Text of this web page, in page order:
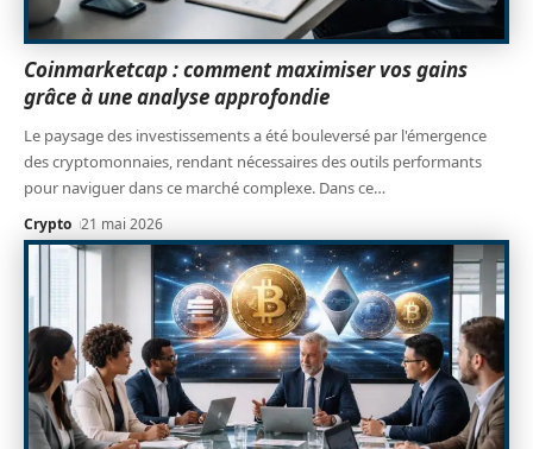
Coinmarketcap : comment maximiser vos gains
grâce à une analyse approfondie
Le paysage des investissements a été bouleversé par l'émergence
des cryptomonnaies, rendant nécessaires des outils performants
pour naviguer dans ce marché complexe. Dans ce…
Crypto 21 mai 2026